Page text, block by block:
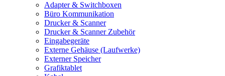
Adapter & Switchboxen
Büro Kommunikation
Drucker & Scanner
Drucker & Scanner Zubehör
Eingabegeräte
Externe Gehäuse (Laufwerke)
Externer Speicher
Grafiktablet